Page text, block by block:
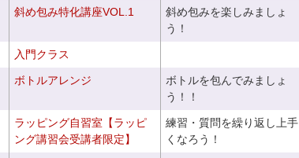
斜め包み特化講座VOL.1
斜め包みを楽しみましょ
う！
入門クラス
ボトルアレンジ
ボトルを包んでみましょ
う！！
ラッピング自習室【ラッピ
ング講習会受講者限定】
練習・質問を繰り返し上手
くなろう！